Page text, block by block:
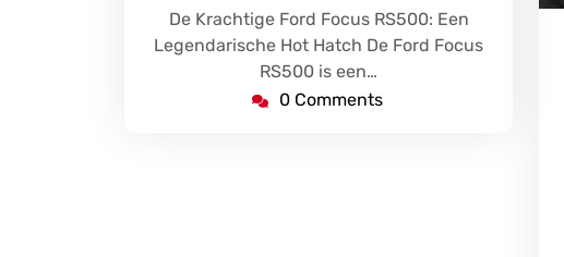
De Krachtige Ford Focus RS500: Een
Legendarische Hot Hatch De Ford Focus
RS500 is een…
0 Comments